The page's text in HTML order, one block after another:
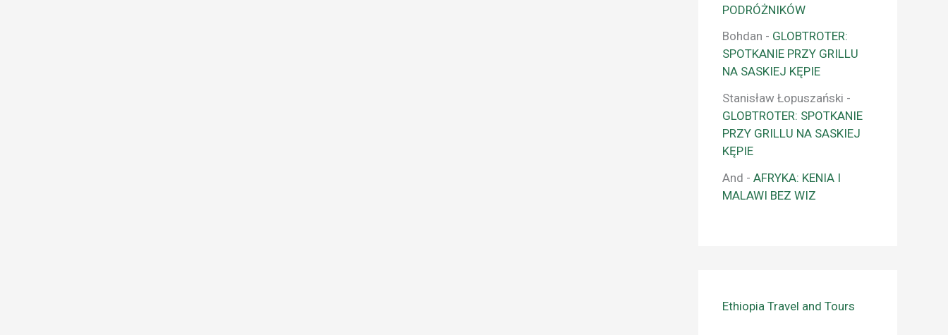
PODRÓŻNIKÓW
Bohdan - GLOBTROTER:
SPOTKANIE PRZY GRILLU
NA SASKIEJ KĘPIE
Stanisław Łopuszański -
GLOBTROTER: SPOTKANIE
PRZY GRILLU NA SASKIEJ
KĘPIE
And - AFRYKA: KENIA I
MALAWI BEZ WIZ
Ethiopia Travel and Tours